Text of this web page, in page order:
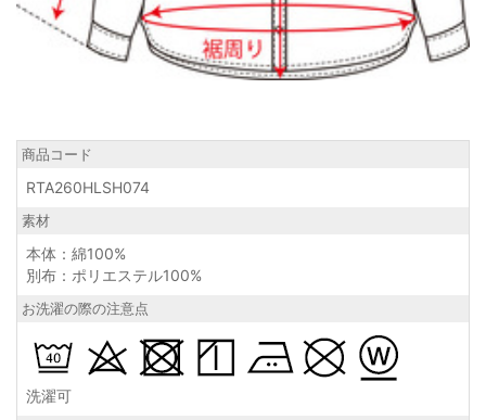
商品コード
RTA260HLSH074
素材
本体：綿100%
別布：ポリエステル100%
お洗濯の際の注意点
洗濯可